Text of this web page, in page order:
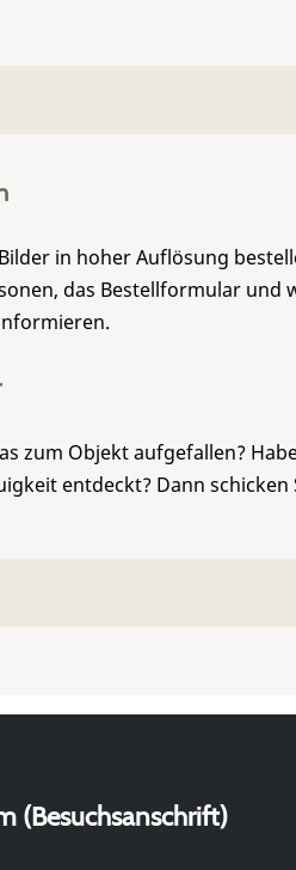
in hoher Auflösung
das Bestellformular und
zum Objekt aufgefallen?
entdeckt? Dann schicken
(Besuchsanschrift)